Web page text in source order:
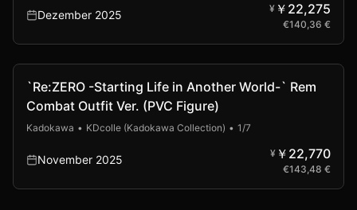
Dezember 2025 ¥ ￥22,275
€140,36 €
Vorbestellung
`Re:ZERO -Starting Life in Another World-` Rem
Combat Outfit Ver. (PVC Figure)
Kadokawa • KDcolle (Kadokawa Collection) • 1/7
November 2025 ¥ ￥22,770
€143,48 €